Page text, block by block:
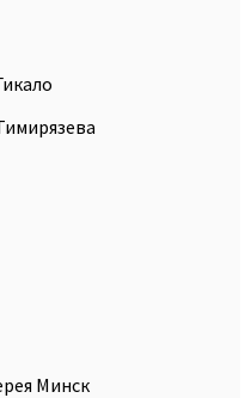
Минск